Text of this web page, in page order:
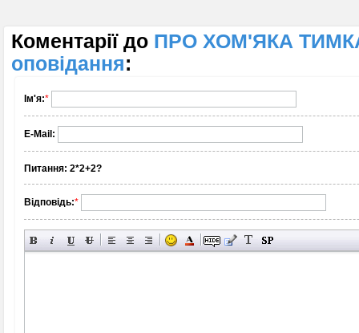
Коментарії до ПРО ХОМ'ЯКА
оповідання:
Ім'я:*
E-Mail:
Питання: 2*2+2?
Відповідь:*